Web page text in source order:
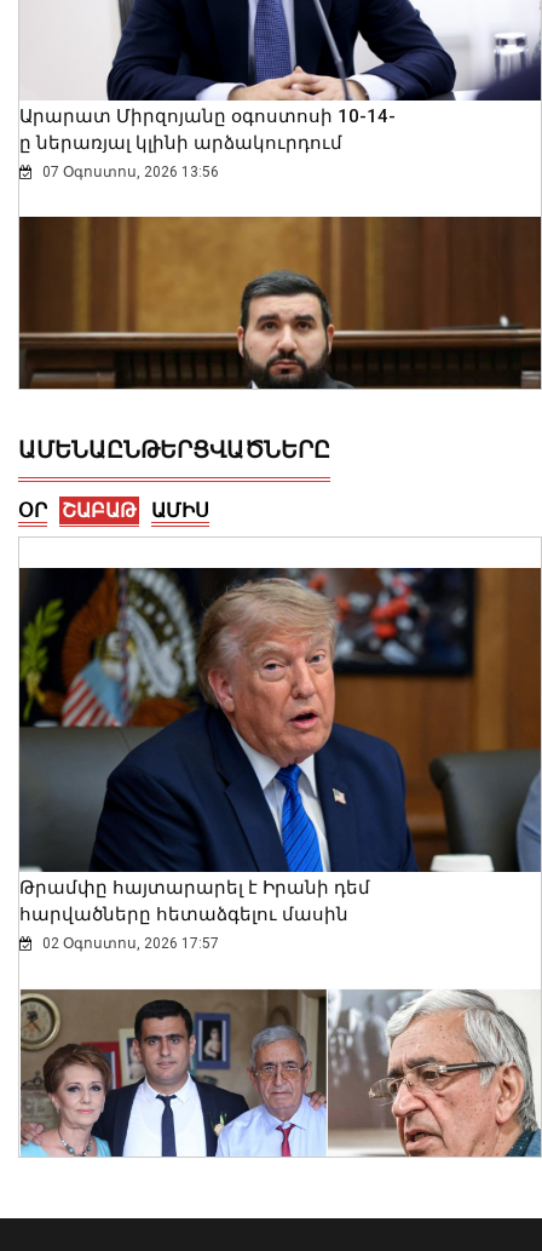
Արարատ Միրզոյանը օգոստոսի 10-14-
ը ներառյալ կլինի արձակուրդում
07 Օգոստոս, 2026 13:56
Տիգրան Ավինյանին խնդրում եմ՝ եթե
շինթույլտվության դիմում ստանա
«Հայաստան» դաշինքից, որ
Ծիծեռնակաբերդի փոխարեն մզկիթ
կառուցեն՝ անպայման մերժի.
Ալեքսանյան
07 Օգոստոս, 2026 13:55
Մեր և ձեր տարբերությունը ո՞րն է,
դուք ուզում եք ժողովրդին գործի
ԱՄԵՆԱԸՆԹԵՐՑՎԱԾՆԵՐԸ
ՕՐ ՇԱԲԱԹ ԱՄԻՍ
Թրամփը հայտարարել է Իրանի դեմ
հարվածները հետաձգելու մասին
02 Օգոստոս, 2026 17:57